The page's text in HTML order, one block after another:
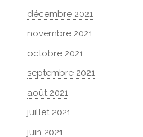
décembre 2021
novembre 2021
octobre 2021
septembre 2021
août 2021
juillet 2021
juin 2021